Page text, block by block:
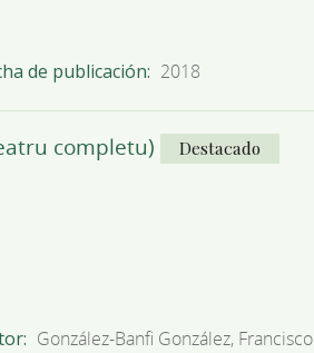
de publicación 2018
completu) Destacado
González-Banfi González, Francisco